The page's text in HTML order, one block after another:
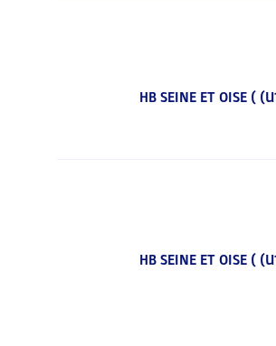
HB SEINE ET OISE (
HB SEINE ET OISE (